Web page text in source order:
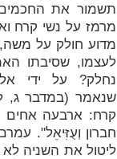
תשמור את
מרמז על נשי קרח
מדוע חולק על
לעצמו, שסיבתו
נחלק? על ידי
שנאמר (במדבר ג,
קרח: ארבעה אחים
חברון וְעֻזִּיאֵל".
ליטול את השניה לא